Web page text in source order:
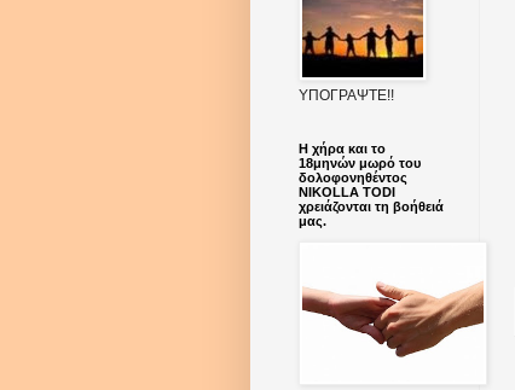
ΥΠΟΓΡΑΨΤΕ!!
Η χήρα και το
18μηνών μωρό του
δολοφονηθέντος
NIKOLLA TODI
χρειάζονται τη βοήθειά
μας.